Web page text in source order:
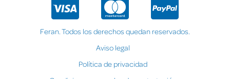
Feran. Todos los derechos quedan reservados.
Aviso legal
Política de privacidad